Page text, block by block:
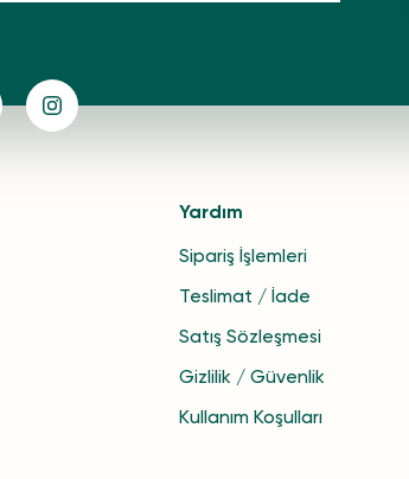
Yardım
Sipariş İşlemleri
Teslimat / İade
Satış Sözleşmesi
Gizlilik / Güvenlik
Kullanım Koşulları